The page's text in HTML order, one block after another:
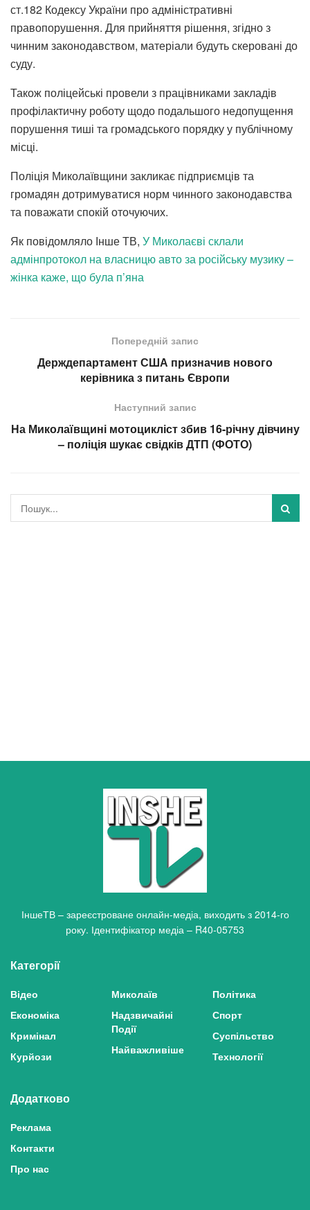
ст.182 Кодексу України про адміністративні
правопорушення. Для прийняття рішення, згідно з
чинним законодавством, матеріали будуть скеровані до
суду.
Також поліцейські провели з працівниками закладів
профілактичну роботу щодо подальшого недопущення
порушення тиші та громадського порядку у публічному
місці.
Поліція Миколаївщини закликає підприємців та
громадян дотримуватися норм чинного законодавства
та поважати спокій оточуючих.
Як повідомляло Інше ТВ, У Миколаєві склали
адмінпротокол на власницю авто за російську музику –
жінка каже, що була п’яна
Попередній запис
Держдепартамент США призначив нового
керівника з питань Європи
Наступний запис
На Миколаївщині мотоцикліст збив 16-річну дівчину
– поліція шукає свідків ДТП (ФОТО)
ІншеТВ – зареєстроване онлайн-медіа, виходить з 2014-го
року. Ідентифікатор медіа – R40-05753
Категорії
Відео
Економіка
Кримінал
Курйози
Миколаїв
Надзвичайні
Події
Найважливіше
Політика
Спорт
Суспільство
Технології
Додатково
Реклама
Контакти
Про нас